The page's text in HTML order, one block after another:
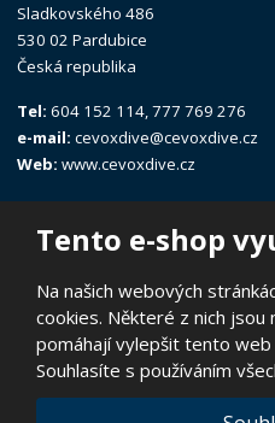
Tento e-shop
Na našich webových
cookies. Některé z nich
pomáhají vylepšit tento web
Souhlasíte s používáním
Sladkovského 486
530 02 Pardubice
Česká republika
Tel:604 152 114, 777 769 276
e-mail: cevoxdive@cevoxdive.cz
Web: www.cevoxdive.cz
© 2026, CEVOX s.r.o.
Prohlášení o přístupnosti|